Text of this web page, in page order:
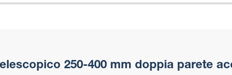
250-400 mm doppia parete